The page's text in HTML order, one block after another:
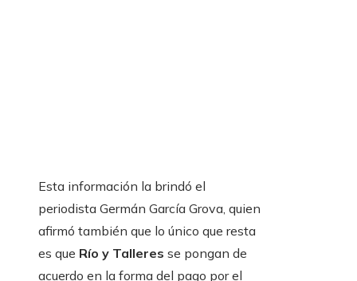
Esta información la brindó el
periodista Germán García Grova, quien
afirmó también que lo único que resta
es que Río y Talleres se pongan de
acuerdo en la forma del pago por el